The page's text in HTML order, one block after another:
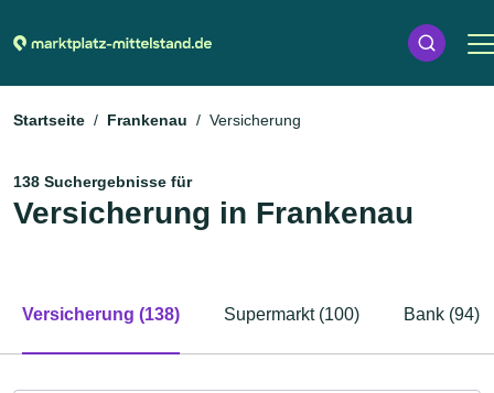
Startseite Frankenau Versicherung
138 Suchergebnisse für
Versicherung in Frankenau
Versicherung (138) Supermarkt (100) Bank (94)